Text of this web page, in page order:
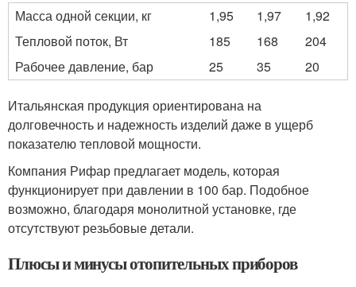
Масса одной секции, кг
1,95 1,97
1,92
Тепловой поток, Вт
185 168
204
Рабочее давление, бар
25 35 20
Итальянская продукция ориентирована на
долговечность и надежность изделий даже в ущерб
показателю тепловой мощности.
Компания Рифар предлагает модель, которая
функционирует при давлении в 100 бар. Подобное
возможно, благодаря монолитной установке, где
отсутствуют резьбовые детали.
Плюсы и минусы отопительных приборов